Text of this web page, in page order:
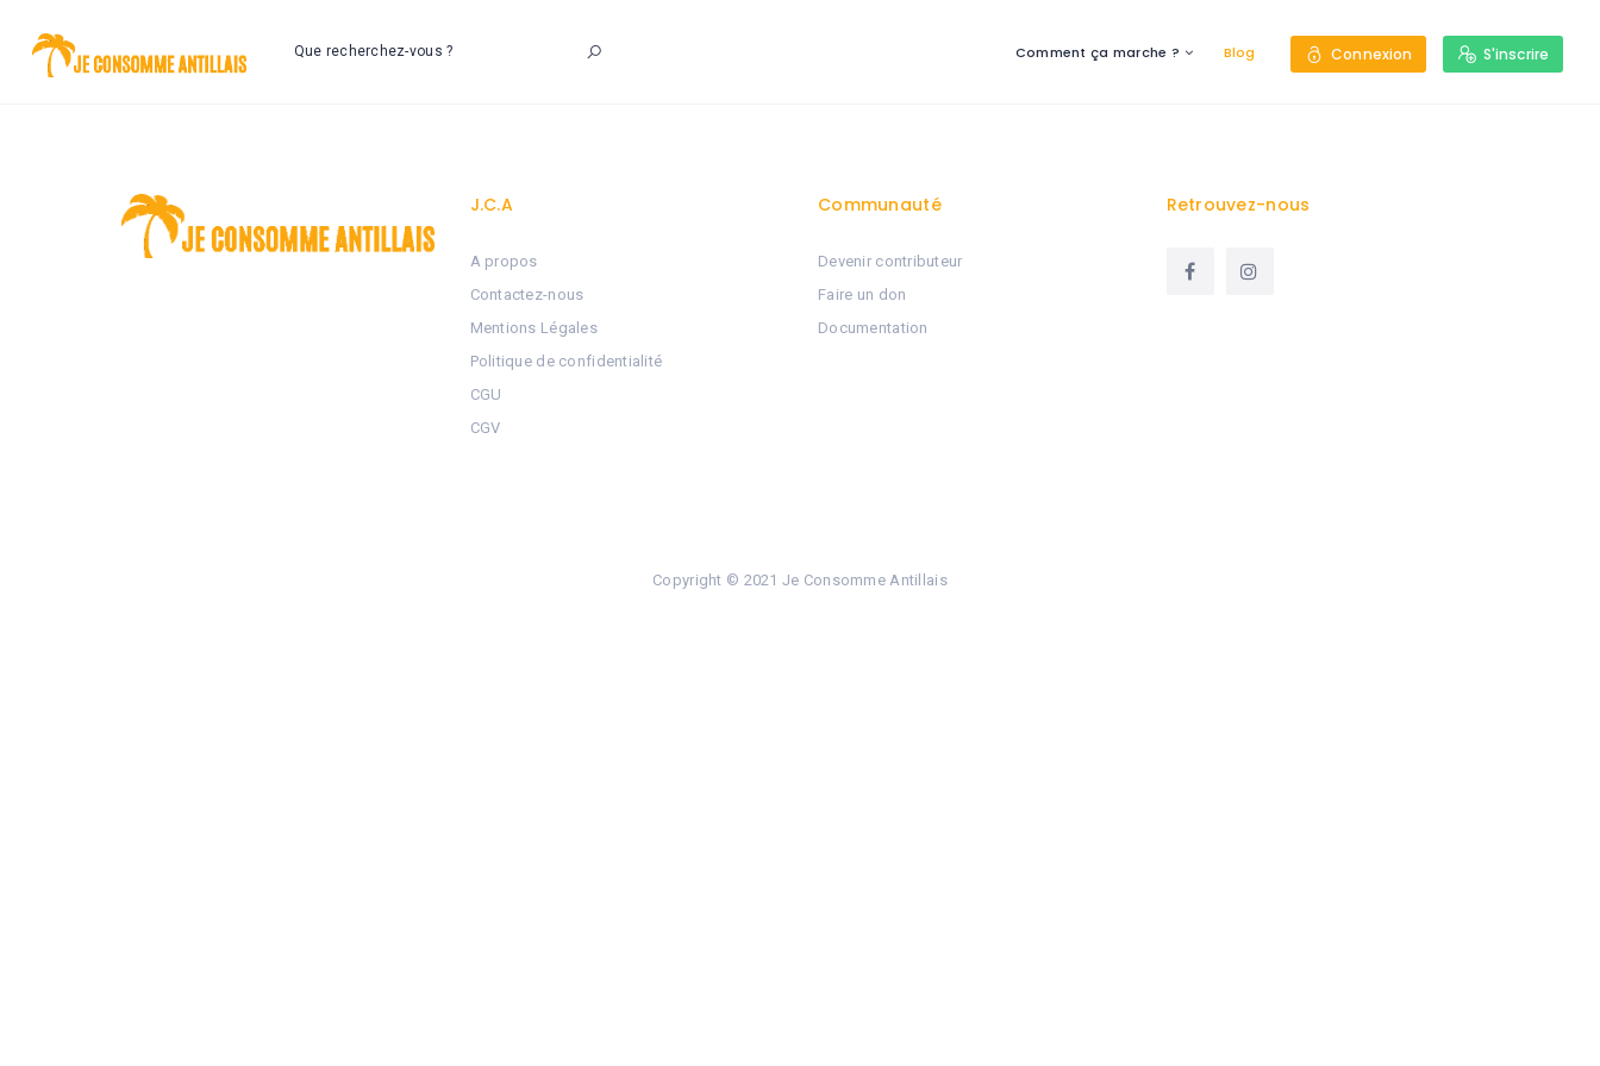
Que recherchez-vous ? Comment ça marche ? Blog Connexion S'inscrire
J.C.A
A propos
Contactez-nous
Mentions Légales
Politique de confidentialité
CGU
CGV
Communauté
Devenir contributeur
Faire un don
Documentation
Retrouvez-nous
Copyright © 2021 Je Consomme Antillais